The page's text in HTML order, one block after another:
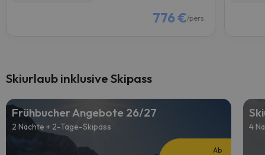
776 €/pers.
Skiurlaub inklusive Skipass
Frühbucher Angebote 26/27
2 Nächte + 2-Tage-Skipass
Ab
4